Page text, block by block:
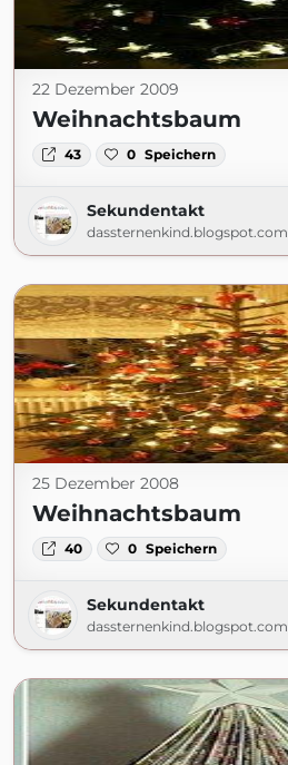
22 Dezember 2009
Weihnachtsbaum
43 0 Speichern
Sekundentakt
dassternenkind.blogspot.com
25 Dezember 2008
Weihnachtsbaum
40 0 Speichern
Sekundentakt
dassternenkind.blogspot.com